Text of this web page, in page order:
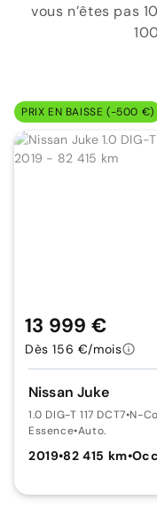
vous n’êtes pas
PRIX EN BAISSE (-500 €)
Nissan Juke
1.0 DIG-T 117 DCT7•N-
Essence•Auto.
2019•82 415 km•
13 999 €
Dès 156 €/mois